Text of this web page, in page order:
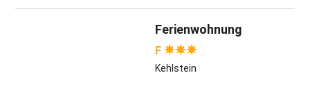
Ferienwohnung
F
Kehlstein